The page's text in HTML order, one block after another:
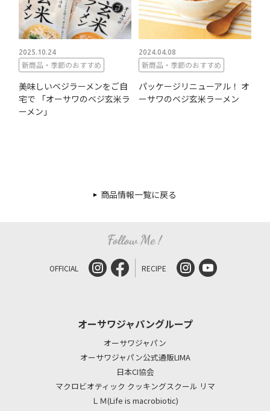
2025.10.24
新商品・季節のおすすめ
美味しいベジラーメンをご自
宅で 「オーサワのベジ玄米ラ
ーメン」
2024.04.08
新商品・季節のおすすめ
パッケージリニューアル！ オ
ーサワのベジ玄米ラーメン
商品情報一覧に戻る
OFFICIAL RECIPE
オーサワジャパングループ
オーサワジャパン
オーサワジャパン公式通販LIMA
日本CI協会
マクロビオティック クッキングスクール リマ
ＬＭ(Life is macrobiotic)